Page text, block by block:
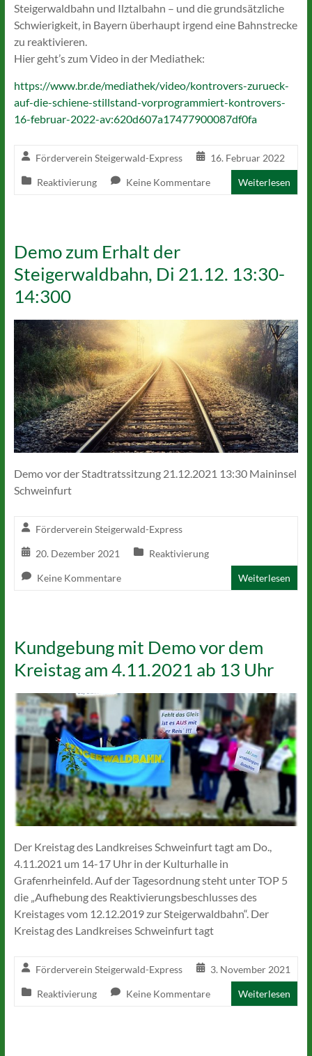
Steigerwaldbahn und Ilztalbahn – und die grundsätzliche
Schwierigkeit, in Bayern überhaupt irgend eine Bahnstrecke
zu reaktivieren.
Hier geht’s zum Video in der Mediathek:
https://www.br.de/mediathek/video/kontrovers-zurueck-
auf-die-schiene-stillstand-vorprogrammiert-kontrovers-
16-februar-2022-av:620d607a17477900087df0fa
Förderverein Steigerwald-Express 16. Februar 2022
Reaktivierung Keine Kommentare Weiterlesen
Demo zum Erhalt der
Steigerwaldbahn, Di 21.12. 13:30-
14:300
Demo vor der Stadtratssitzung 21.12.2021 13:30 Maininsel
Schweinfurt
Förderverein Steigerwald-Express
20. Dezember 2021 Reaktivierung
Keine Kommentare Weiterlesen
Kundgebung mit Demo vor dem
Kreistag am 4.11.2021 ab 13 Uhr
Der Kreistag des Landkreises Schweinfurt tagt am Do.,
4.11.2021 um 14-17 Uhr in der Kulturhalle in
Grafenrheinfeld. Auf der Tagesordnung steht unter TOP 5
die „Aufhebung des Reaktivierungsbeschlusses des
Kreistages vom 12.12.2019 zur Steigerwaldbahn“. Der
Kreistag des Landkreises Schweinfurt tagt
Förderverein Steigerwald-Express 3. November 2021
Reaktivierung Keine Kommentare Weiterlesen